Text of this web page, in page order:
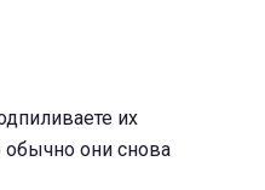
их
обычно они снова